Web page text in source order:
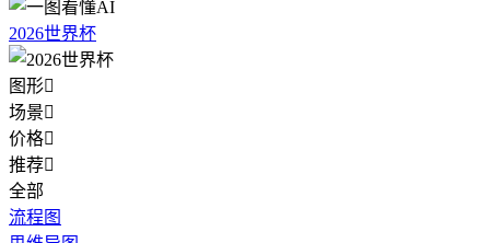
2026世界杯
图形
场景
价格
推荐
全部
流程图